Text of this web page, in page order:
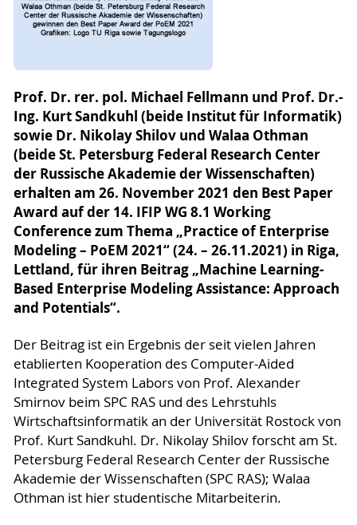
Prof. Dr. rer. pol. Michael Fellmann und Prof. Dr.-
Ing. Kurt Sandkuhl (beide Institut für Informatik)
sowie Dr. Nikolay Shilov und Walaa Othman
(beide St. Petersburg Federal Research Center
der Russische Akademie der Wissenschaften)
erhalten am 26. November 2021 den Best Paper
Award auf der 14. IFIP WG 8.1 Working
Conference zum Thema „Practice of Enterprise
Modeling – PoEM 2021“ (24. – 26.11.2021) in Riga,
Lettland, für ihren Beitrag „Machine Learning-
Based Enterprise Modeling Assistance: Approach
and Potentials“.
Der Beitrag ist ein Ergebnis der seit vielen Jahren
etablierten Kooperation des Computer-Aided
Integrated System Labors von Prof. Alexander
Smirnov beim SPC RAS und des Lehrstuhls
Wirtschaftsinformatik an der Universität Rostock von
Prof. Kurt Sandkuhl. Dr. Nikolay Shilov forscht am St.
Petersburg Federal Research Center der Russische
Akademie der Wissenschaften (SPC RAS); Walaa
Othman ist hier studentische Mitarbeiterin.